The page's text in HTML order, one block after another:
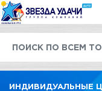
ИНДИВИДУАЛЬНЫЕ